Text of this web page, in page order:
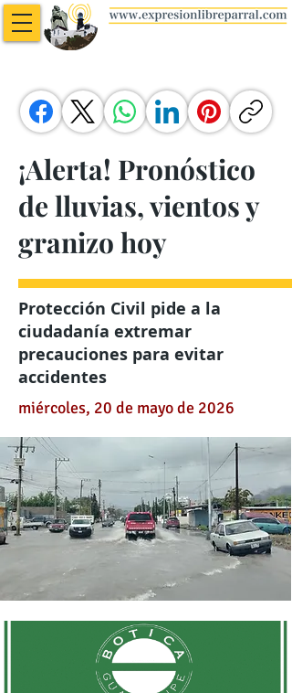
¡Alerta! Pronóstico
de lluvias, vientos y
granizo hoy
Protección Civil pide a la
ciudadanía extremar
precauciones para evitar
accidentes
miércoles, 20 de mayo de 2026